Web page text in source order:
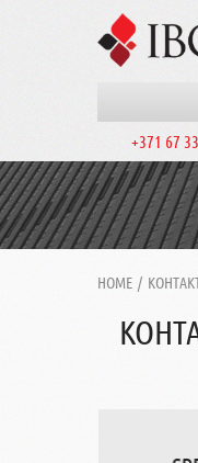
+371 67
HOME /